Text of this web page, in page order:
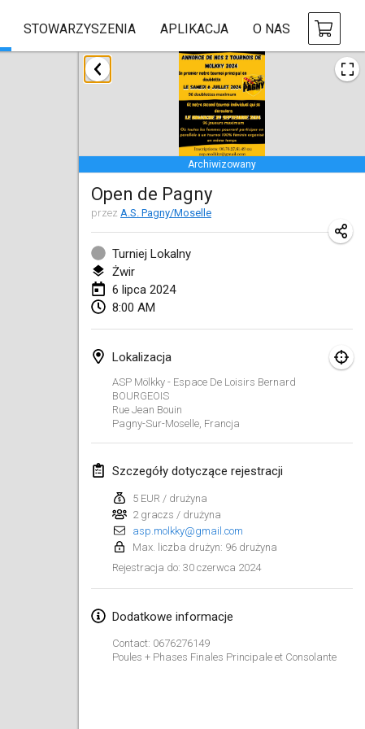
STOWARZYSZENIA APLIKACJA O NAS
Archiwizowany
Open de Pagny
przez A.S. Pagny/Moselle
Turniej Lokalny
Żwir
6 lipca 2024
8:00 AM
Lokalizacja
ASP Mölkky - Espace De Loisirs Bernard
BOURGEOIS
Rue Jean Bouin
Pagny-Sur-Moselle, Francja
Szczegóły dotyczące rejestracji
5 EUR / drużyna
2 graczs / drużyna
asp.molkky@gmail.com
Max. liczba drużyn: 96 drużyna
Rejestracja do: 30 czerwca 2024
Dodatkowe informacje
Contact: 0676276149
Poules + Phases Finales Principale et Consolante
styczeń 2024
20 sty 2024|Niemcy
Indoor Polish Open 2024 - Singles
20 sty 2024|Polska
Open de Boulay Triplette
20 sty 2024|
Tournoi Mixte ASPTTOM
20 sty 2024
21 sty 2024
27 sty 2024|Francja
SingeliDuppeli
Finlandia
luty 2024
US Mölkky Winter
3 lut 2024|Finlandia